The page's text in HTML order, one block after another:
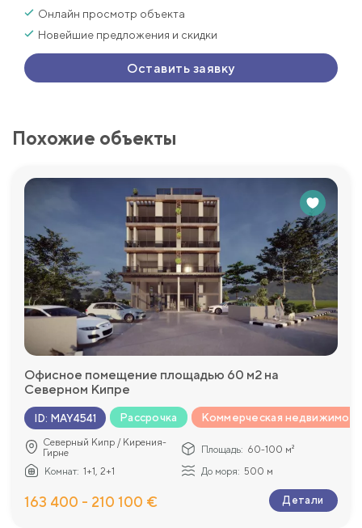
Онлайн просмотр объекта
Новейшие предложения и скидки
Оставить заявку
Похожие объекты
Офисное помещение площадью 60 м2 на
Северном Кипре
ID: MAY4541 Рассрочка Коммерческая
Северный Кипр / Кирения-
Гирне
Площадь: 60-100 м²
Комнат: 1+1, 2+1 До моря: 500 м
163 400 - 210 100 € Детали